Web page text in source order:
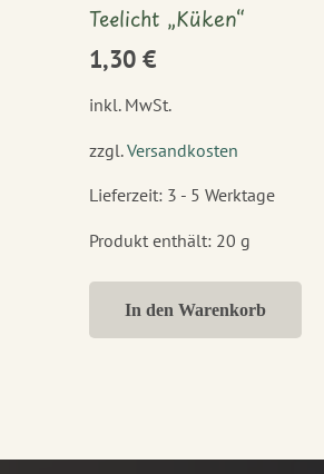
Teelicht „Küken“
1,30 €
inkl. MwSt.
zzgl.Versandkosten
Lieferzeit: 3 - 5 Werktage
Produkt enthält: 20 g
In den Warenkorb